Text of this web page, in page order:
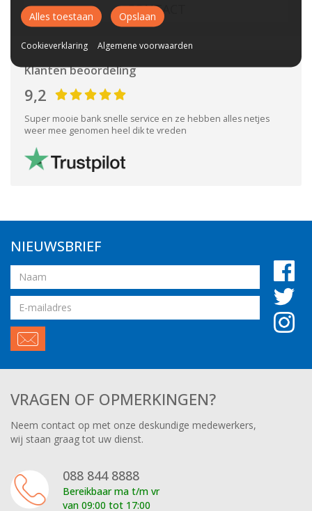
CONTACT
Klanten beoordeling
9,2
Super mooie bank snelle service en ze hebben alles netjes
weer mee genomen heel dik te vreden
NIEUWSBRIEF
Naam
Email
VRAGEN OF OPMERKINGEN?
Neem contact op met onze deskundige medewerkers,
wij staan graag tot uw dienst.
088 844 8888
Bereikbaar ma t/m vr
van 09:00 tot 17:00
Alles toestaan Opslaan
Cookieverklaring Algemene voorwaarden